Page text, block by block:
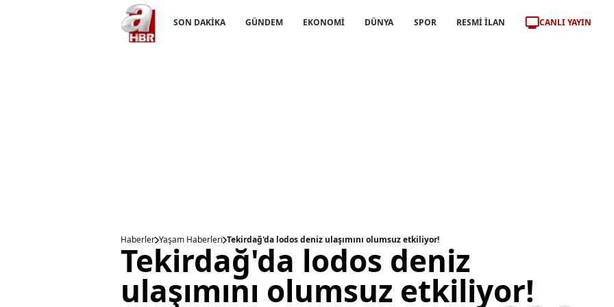
SON DAKİKA GÜNDEM EKONOMİ DÜNYA SPOR RESMİ İLAN CANLI YAYIN
Haberler Yaşam Haberleri Tekirdağ'da lodos deniz ulaşımını olumsuz etkiliyor!
Tekirdağ'da lodos deniz
ulaşımını olumsuz etkiliyor!